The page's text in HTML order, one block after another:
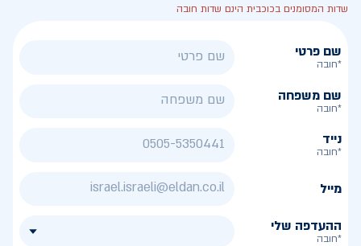
שדות המסומנים בכוכבית הינם שדות חובה
שם פרטי
*חובה
שם משפחה
*חובה
נייד
*חובה
מייל
ההעדפה שלי
*חובה